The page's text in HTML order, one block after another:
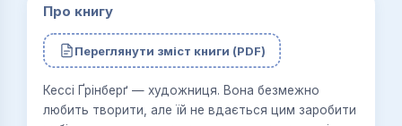
Про книгу
Переглянути зміст книги (PDF)
Кессі Ґрінберґ — художниця. Вона безмежно
любить творити, але їй не вдається цим заробити